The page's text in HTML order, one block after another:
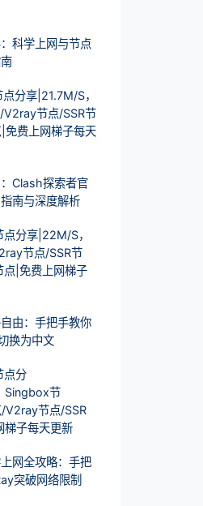
科学上网与节点
分享|21.7M/S，
节点/SSR节
免费上网梯子每天
Clash探索者官
南与深度解析
分享|22M/S，
节点/SSR节
|免费上网梯子
由：手把手教你
换为中文
点分
Singbox节
V2ray节点/SSR
梯子每天更新
网全攻略：手把
突破网络限制